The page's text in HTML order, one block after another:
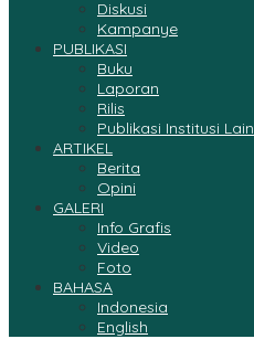
Diskusi
Kampanye
PUBLIKASI
Buku
Laporan
Rilis
Publikasi Institusi Lain
ARTIKEL
Berita
Opini
GALERI
Info Grafis
Video
Foto
BAHASA
Indonesia
English